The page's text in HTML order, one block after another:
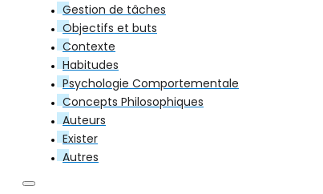
Gestion de tâches
Objectifs et buts
Contexte
Habitudes
Psychologie Comportementale
Concepts Philosophiques
Auteurs
Exister
Autres